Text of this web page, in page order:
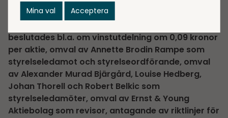
Corporate news
beslutades bl.a. om vinstutdelning om 0,09 kronor
per aktie, omval av Annette Brodin Rampe som
styrelseledamot och styrelseordförande, omval
av Alexander Murad Bjärgård, Louise Hedberg,
Johan Thorell och Robert Belkic som
styrelseledamöter, omval av Ernst & Young
Aktiebolag som revisor, antagande av riktlinjer för
Mina val Acceptera